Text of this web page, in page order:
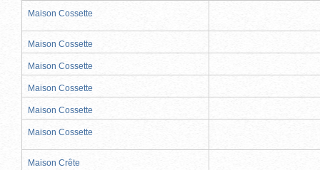
Maison Cossette
Maison Cossette
Maison Cossette
Maison Cossette
Maison Cossette
Maison Cossette
Maison Crête